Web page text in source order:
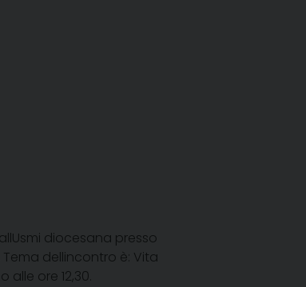
diocesana presso
dellincontro è: Vita
alle ore 12,30.